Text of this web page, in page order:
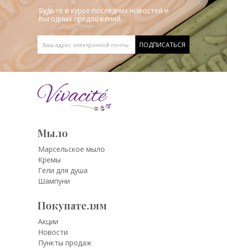
Будьте в курсе последних новостей и
выгодных предложений
Мыло
Марсельское мыло
Кремы
Гели для душа
Шампуни
Покупателям
Акции
Новости
Пункты продаж